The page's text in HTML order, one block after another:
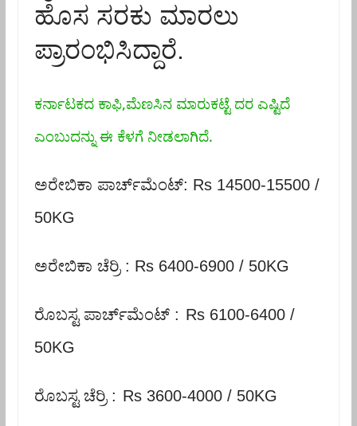
ಹೊಸ ಸರಕು ಮಾರಲು
ಪ್ರಾರಂಭಿಸಿದ್ದಾರೆ.
ಕರ್ನಾಟಕದ ಕಾಫಿ,ಮೆಣಸಿನ ಮಾರುಕಟ್ಟೆ ದರ ಎಷ್ಟಿದೆ
ಎಂಬುದನ್ನು ಈ ಕೆಳಗೆ ನೀಡಲಾಗಿದೆ.
ಅರೇಬಿಕಾ ಪಾರ್ಚ್‌ಮೆಂಟ್: Rs 14500-15500 /
50KG
ಅರೇಬಿಕಾ ಚೆರ್ರಿ : Rs 6400-6900 / 50KG
ರೊಬಸ್ಟ ಪಾರ್ಚ್‌ಮೆಂಟ್ : Rs 6100-6400 /
50KG
ರೊಬಸ್ಟ ಚೆರ್ರಿ : Rs 3600-4000 / 50KG